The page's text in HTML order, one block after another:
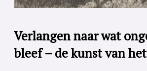
Verlangen naar wat
bleef – de kunst van